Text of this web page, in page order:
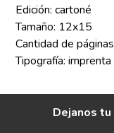
Edición: cartoné
Tamaño: 12x15
Cantidad de
Tipografía: imprenta
Dejanos